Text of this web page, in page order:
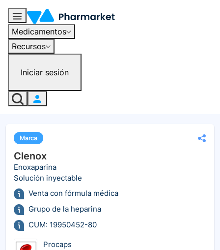
Medicamentos
Recursos
Iniciar sesión
Marca
Clenox
Enoxaparina
Solución inyectable
Venta con fórmula médica
Grupo de la heparina
CUM: 19950452-80
Procaps